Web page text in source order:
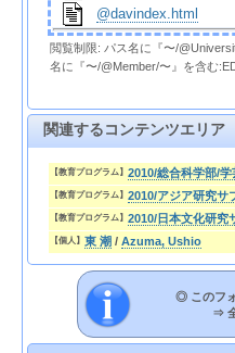
@davindex.html
閲覧制限: パス名に『〜/
名に『〜/@Member/〜』を含む
関連するコンテンツエリア
【教育プログラム】 2010/総合科学部/
【教育プログラム】 2010/アジア研究サ
【教育プログラム】 2010/日本文化研究
【個人】 東 潮 / Azuma, Ushio
◎ このフ
⇒